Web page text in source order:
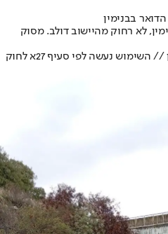
לא רחוק מהיישוב דולב. מסוק
הצפה בצומת הדואר במערב בנימין // השימוש נעשה לפי סעיף 27א לחוק